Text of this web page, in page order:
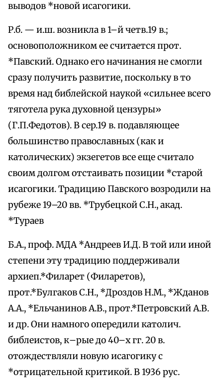
выводов *новой исагогики.
Р.б. — и.ш. возникла в 1–й четв.19 в.;
основоположником ее считается прот.
*Павский. Однако его начинания не смогли
сразу получить развитие, поскольку в то
время над библейской наукой «сильнее всего
тяготела рука духовной цензуры»
(Г.П.Федотов). В cep.19 в. подавляющее
большинство православных (как и
католических) экзегетов все еще считало
своим долгом отстаивать позиции *старой
исагогики. Традицию Павского возродили на
рубеже 19–20 вв. *Трубецкой С.Н., акад.
*Тураев
Б.А., проф. МДА *Андреев И.Д. В той или иной
степени эту традицию поддерживали
архиеп.*Филарет (Филаретов),
прот.*Булгаков С.Н., *Дроздов Н.М., *Жданов
А.А., *Ельчанинов А.В., прот.*Петровский А.В.
и др. Они намного опередили католич.
библеистов, к–рые до 40–х гг. 20 в.
отождествляли новую исагогику с
*отрицательной критикой. В 1936 рус.